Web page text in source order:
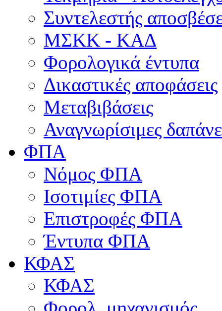
Συντελεστής
ΜΣKΚ - ΚΑΔ
Φορολογικά έντυπα
Δικαστικές αποφάσεις
Μεταβιβάσεις
Αναγνωρίσιμες
ΦΠΑ
Νόμος ΦΠΑ
Ισοτιμίες ΦΠΑ
Επιστροφές ΦΠΑ
Έντυπα ΦΠΑ
ΚΦΑΣ
ΚΦΑΣ